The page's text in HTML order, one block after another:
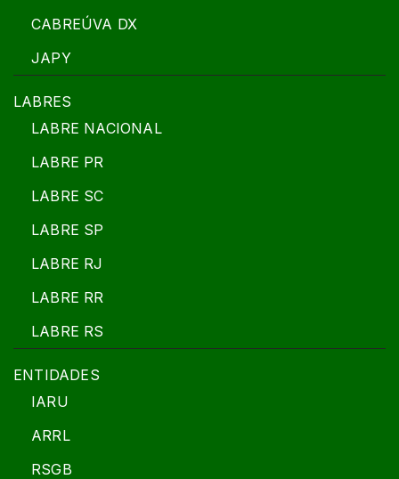
CABREÚVA DX
JAPY
LABRES
LABRE NACIONAL
LABRE PR
LABRE SC
LABRE SP
LABRE RJ
LABRE RR
LABRE RS
ENTIDADES
IARU
ARRL
RSGB